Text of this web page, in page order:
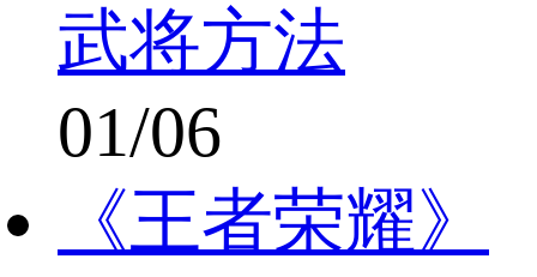
武将方法
01/06
《王者荣耀》